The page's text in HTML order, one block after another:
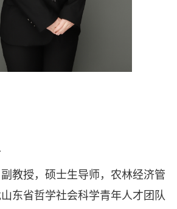
授，硕士生导师，农林经济管
东省哲学社会科学青年人才团队